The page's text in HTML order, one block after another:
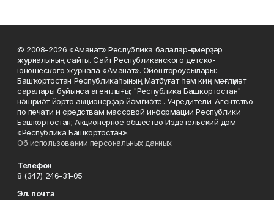
© 2008-2026 «Аманат» Республика балалар-үҫмерҙәр
журналының сайты. Сайт Республиканского детско-
юношеского журнала «Аманат». Ойоштороусылары:
Башҡортостан Республикаһының Матбуғат һәм киң мәғлүмәт
саралары буйынса агентлығы; "Республика Башкортостан"
нәшриәт йорто акционерҙар йәмғиәте.. Учредители: Агентство
по печати и средствам массовой информации Республики
Башкортостан; Акционерное общество Издательский дом
«Республика Башкортостан».
Об использовании персональных данных
Телефон
8 (347) 246-31-05
Эл. почта